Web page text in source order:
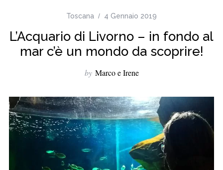
Toscana 4 Gennaio 2019
L’Acquario di Livorno – in fondo al
mar c’è un mondo da scoprire!
by Marco e Irene